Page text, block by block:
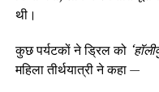
थी।
कुछ पर्यटकों ने ड्रिल को
महिला तीर्थयात्री ने कहा —